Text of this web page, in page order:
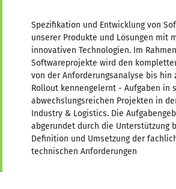
Spezifikation und Entwicklung von
unserer Produkte und Lösungen mit
innovativen Technologien. Im
Softwareprojekte wird den
von der Anforderungsanalyse bis hin
Rollout kennengelernt - Aufgaben in
abwechslungsreichen Projekten in
Industry & Logistics. Die
abgerundet durch die Unterstützung
Definition und Umsetzung der
technischen Anforderungen